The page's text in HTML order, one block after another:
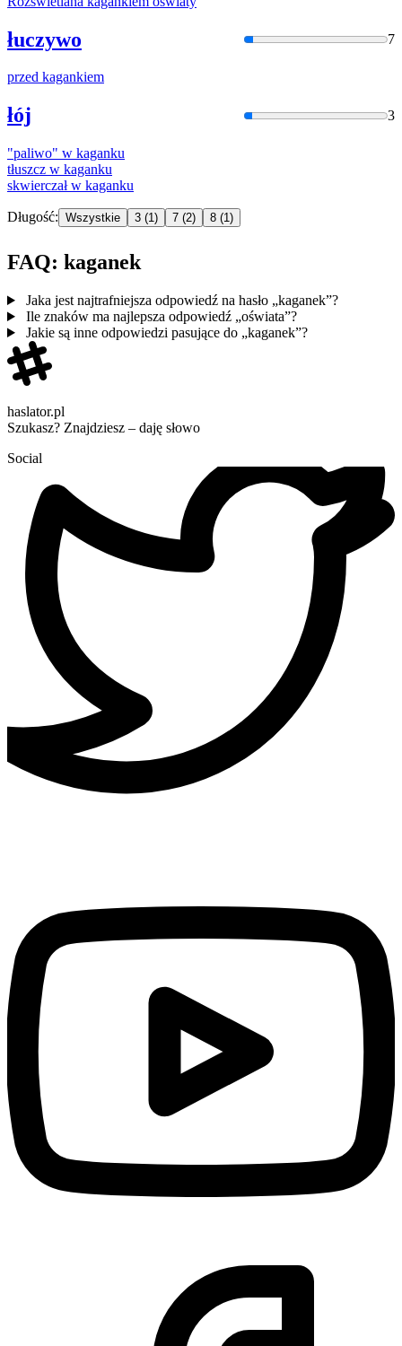
łuczywo 7
przed kagankiem
łój 3
"paliwo" w kaganku
tłuszcz w kaganku
skwierczał w kaganku
Długość: Wszystkie 3 (1) 7 (2) 8 (1)
FAQ: kaganek
Jaka jest najtrafniejsza odpowiedź na hasło „kaganek”?
Ile znaków ma najlepsza odpowiedź „oświata”?
Jakie są inne odpowiedzi pasujące do „kaganek”?
haslator.pl
Szukasz? Znajdziesz – daję słowo
Social